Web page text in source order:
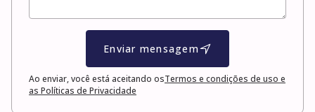
Enviar mensagem
Ao enviar, você está aceitando osTermos e condições de uso e
as Políticas de Privacidade